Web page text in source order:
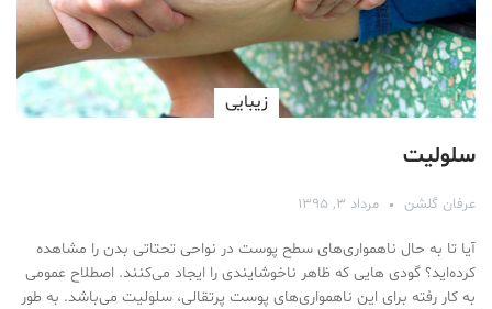
زیبایی
سلولیت
عرفان گلشن مرداد ۳, ۱۳۹۵
آیا تا به حال ناهمواری‌های سطح پوست در نواحی تحتاتی بدن را مشاهده
کرده‌اید؟ گودی هایی که ظاهر ناخوشایندی را ایجاد می‌کنند. اصطلاح عمومی
به کار رفته برای این ناهمواری‌های پوست پرتقالی، سلولیت می‌باشد. به طور